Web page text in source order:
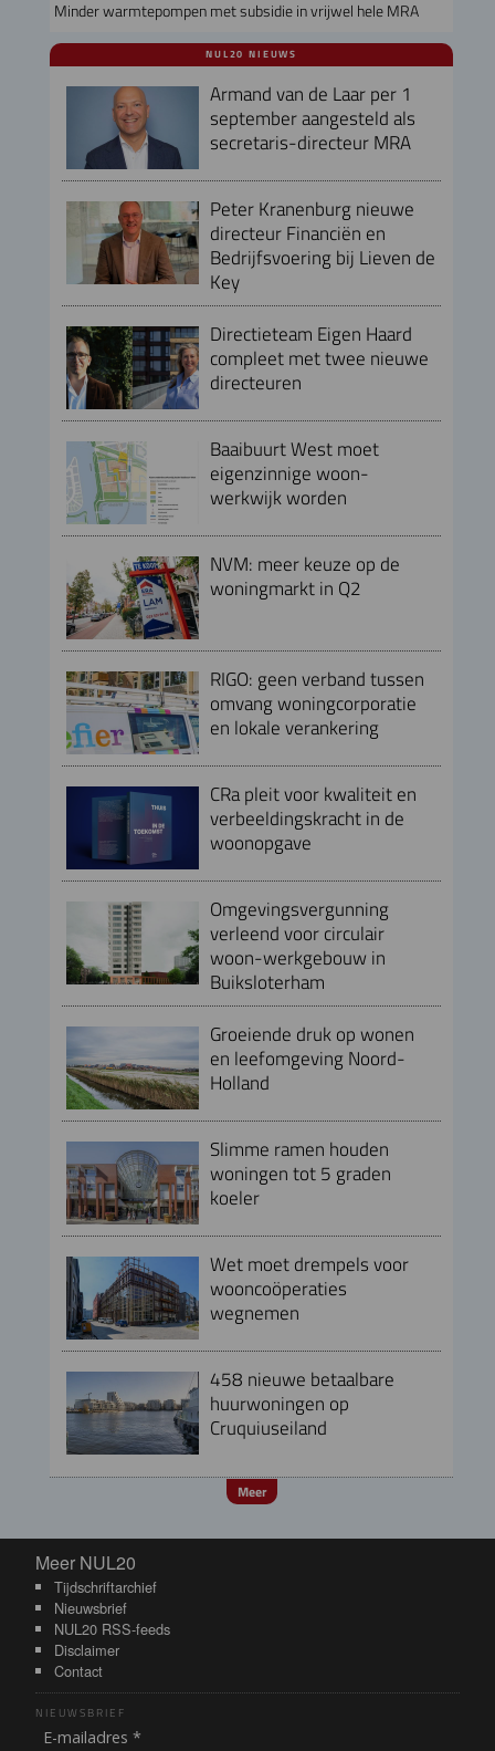
Minder warmtepompen met subsidie in vrijwel hele MRA
NUL20 NIEUWS
Armand van de Laar per 1
september aangesteld als
secretaris-directeur MRA
Peter Kranenburg nieuwe
directeur Financiën en
Bedrijfsvoering bij Lieven de
Key
Directieteam Eigen Haard
compleet met twee nieuwe
directeuren
Baaibuurt West moet
eigenzinnige woon-
werkwijk worden
NVM: meer keuze op de
woningmarkt in Q2
RIGO: geen verband tussen
omvang woningcorporatie
en lokale verankering
CRa pleit voor kwaliteit en
verbeeldingskracht in de
woonopgave
Omgevingsvergunning
verleend voor circulair
woon-werkgebouw in
Buiksloterham
Groeiende druk op wonen
en leefomgeving Noord-
Holland
Slimme ramen houden
woningen tot 5 graden
koeler
Wet moet drempels voor
wooncoöperaties
wegnemen
458 nieuwe betaalbare
huurwoningen op
Cruquiuseiland
Meer
Meer NUL20
Meer NUL20
Tijdschriftarchief
Nieuwsbrief
NUL20 RSS-feeds
Disclaimer
Contact
NIEUWSBRIEF
E-mailadres *